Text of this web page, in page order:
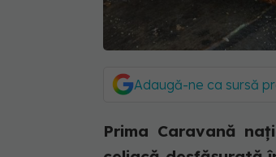
Adaugă-ne ca sursă
Prima Caravană